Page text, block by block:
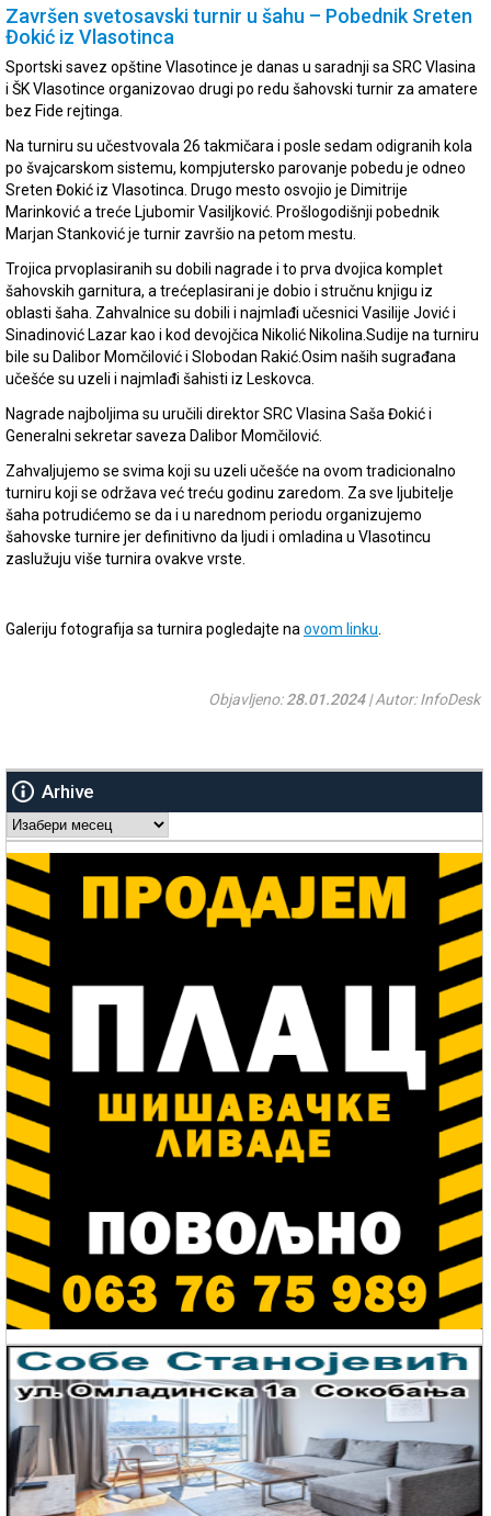
Završen svetosavski turnir u šahu – Pobednik Sreten
Đokić iz Vlasotinca
Sportski savez opštine Vlasotince je danas u saradnji sa SRC Vlasina
i ŠK Vlasotince organizovao drugi po redu šahovski turnir za amatere
bez Fide rejtinga.
Na turniru su učestvovala 26 takmičara i posle sedam odigranih kola
po švajcarskom sistemu, kompjutersko parovanje pobedu je odneo
Sreten Đokić iz Vlasotinca. Drugo mesto osvojio je Dimitrije
Marinković a treće Ljubomir Vasiljković. Prošlogodišnji pobednik
Marjan Stanković je turnir završio na petom mestu.
Trojica prvoplasiranih su dobili nagrade i to prva dvojica komplet
šahovskih garnitura, a trećeplasirani je dobio i stručnu knjigu iz
oblasti šaha. Zahvalnice su dobili i najmlađi učesnici Vasilije Jović i
Sinadinović Lazar kao i kod devojčica Nikolić Nikolina.Sudije na turniru
bile su Dalibor Momčilović i Slobodan Rakić.Osim naših sugrađana
učešće su uzeli i najmlađi šahisti iz Leskovca.
Nagrade najboljima su uručili direktor SRC Vlasina Saša Đokić i
Generalni sekretar saveza Dalibor Momčilović.
Zahvaljujemo se svima koji su uzeli učešće na ovom tradicionalno
turniru koji se održava već treću godinu zaredom. Za sve ljubitelje
šaha potrudićemo se da i u narednom periodu organizujemo
šahovske turnire jer definitivno da ljudi i omladina u Vlasotincu
zaslužuju više turnira ovakve vrste.
Galeriju fotografija sa turnira pogledajte na ovom linku
Objavljeno:28.01.2024| Autor: InfoDesk
Arhive
Arhive